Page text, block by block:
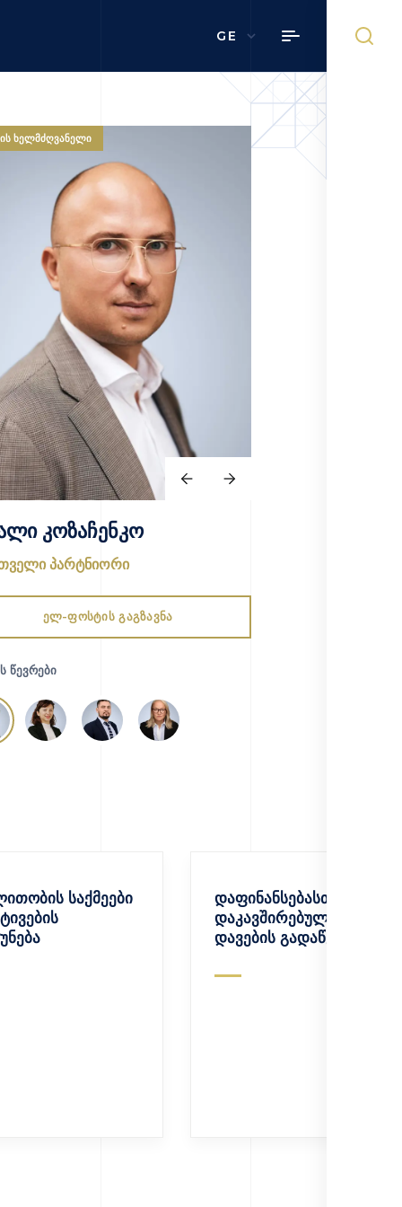
GE
ᲮᲔᲚᲛᲫᲦᲕᲐᲜᲔᲚᲘ
კოზაჩენკო
პარტნიორი
ელ-ფოსტის გაგზავნა
ᲬᲔᲕᲠᲔᲑᲘ
საქმეები
დაფინანსებასთან
დაკავშირებული
დავების გადაწყვეტა